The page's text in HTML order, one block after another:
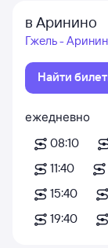
в Аринино
Гжель -
Найти
ежедневно
08:10
11:40
15:40
19:40